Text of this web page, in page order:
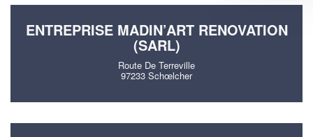
ENTREPRISE MADIN’ART RENOVATION
(SARL)
Route De Terreville
97233 Schœlcher